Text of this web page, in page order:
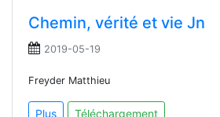
Chemin, vérité et vie Jn
2019-05-19
Freyder Matthieu
Plus Téléchargement